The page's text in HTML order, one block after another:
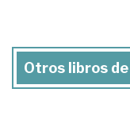
Otros libros